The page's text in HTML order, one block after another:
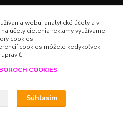
sběr cookies.
webu, analytické účely a v
účely cielenia reklamy využívame
cookies.
cookies môžete kedykoľvek
upraviť.
COOKIES
Súhlasím